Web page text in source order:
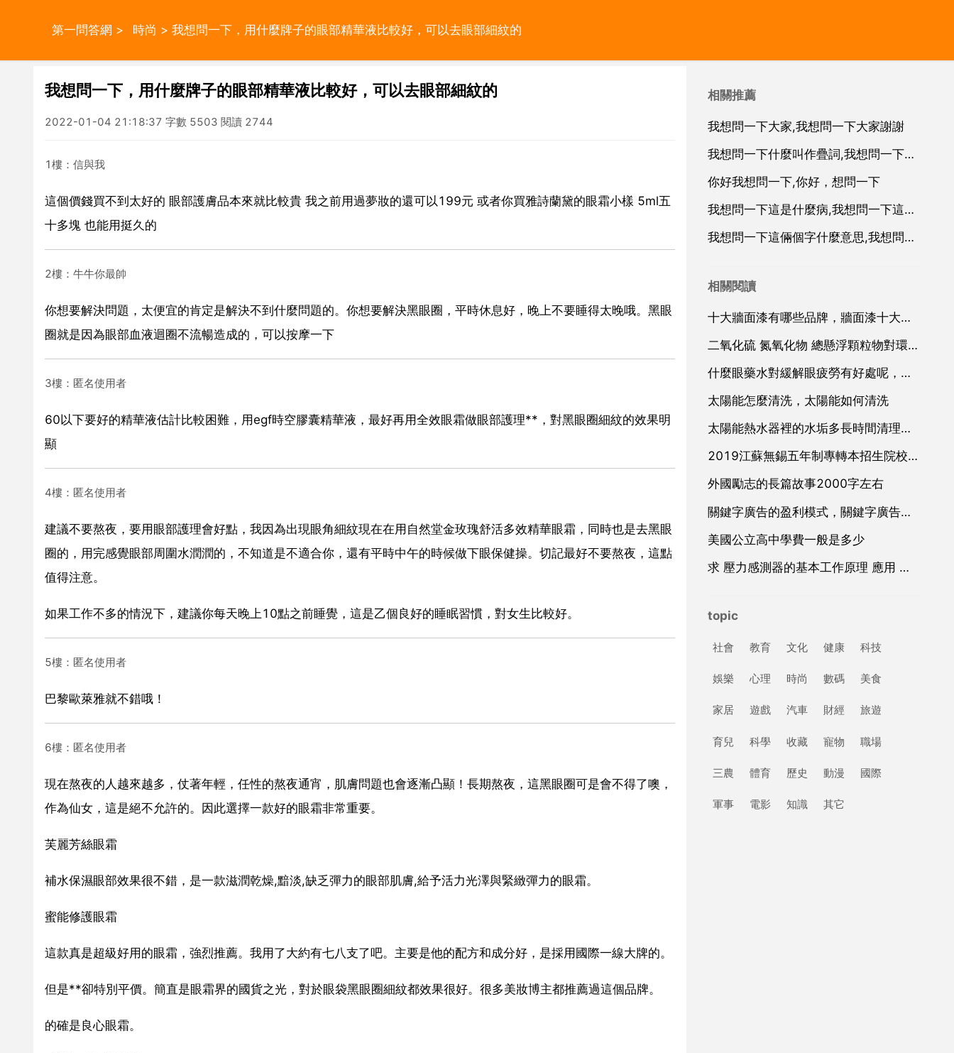
第一問答網 > 時尚 > 我想問一下，用什麼牌子的眼部精華液比較好，可以去眼部細紋的
我想問一下，用什麼牌子的眼部精華液比較好，可以去眼部細紋的
2022-01-04 21:18:37 字數 5503 閱讀 2744
1樓：信與我
這個價錢買不到太好的 眼部護膚品本來就比較貴 我之前用過夢妝的還可以199元 或者你買雅詩蘭黛的眼霜小樣 5ml五
十多塊 也能用挺久的
2樓：牛牛你最帥
你想要解決問題，太便宜的肯定是解決不到什麼問題的。你想要解決黑眼圈，平時休息好，晚上不要睡得太晚哦。黑眼
圈就是因為眼部血液迴圈不流暢造成的，可以按摩一下
3樓：匿名使用者
60以下要好的精華液估計比較困難，用egf時空膠囊精華液，最好再用全效眼霜做眼部護理**，對黑眼圈細紋的效果明
顯
4樓：匿名使用者
建議不要熬夜，要用眼部護理會好點，我因為出現眼角細紋現在在用自然堂金玫瑰舒活多效精華眼霜，同時也是去黑眼
圈的，用完感覺眼部周圍水潤潤的，不知道是不適合你，還有平時中午的時候做下眼保健操。切記最好不要熬夜，這點
值得注意。
如果工作不多的情況下，建議你每天晚上10點之前睡覺，這是乙個良好的睡眠習慣，對女生比較好。
5樓：匿名使用者
巴黎歐萊雅就不錯哦！
6樓：匿名使用者
現在熬夜的人越來越多，仗著年輕，任性的熬夜通宵，肌膚問題也會逐漸凸顯！長期熬夜，這黑眼圈可是會不得了噢，
作為仙女，這是絕不允許的。因此選擇一款好的眼霜非常重要。
芙麗芳絲眼霜
補水保濕眼部效果很不錯，是一款滋潤乾燥,黯淡,缺乏彈力的眼部肌膚,給予活力光澤與緊緻彈力的眼霜。
蜜能修護眼霜
這款真是超級好用的眼霜，強烈推薦。我用了大約有七八支了吧。主要是他的配方和成分好，是採用國際一線大牌的。
但是**卻特別平價。簡直是眼霜界的國貨之光，對於眼袋黑眼圈細紋都效果很好。很多美妝博主都推薦過這個品牌。
的確是良心眼霜。
相關推薦
我想問一下大家,我想問一下大家謝謝
我想問一下什麼叫作疊詞,我想問一下古詩詞的理解如何才能更有效的積累，在運用時更準確？
你好我想問一下,你好，想問一下
我想問一下這是什麼病,我想問一下這什麼病？
我想問一下這倆個字什麼意思,我想問一下這倆個字什麼意思？
相關閱讀
十大牆面漆有哪些品牌，牆面漆十大品牌有哪些？
二氧化硫 氮氧化物 總懸浮顆粒物對環境有什麼危害
什麼眼藥水對緩解眼疲勞有好處呢，哪種眼藥水對緩解眼睛疲勞效果比較好呢
太陽能怎麼清洗，太陽能如何清洗
太陽能熱水器裡的水垢多長時間清理一次
2019江蘇無錫五年制專轉本招生院校有哪些
外國勵志的長篇故事2000字左右
關鍵字廣告的盈利模式，關鍵字廣告廣告
美國公立高中學費一般是多少
求 壓力感測器的基本工作原理 應用 和設計 方面的資料
topic
社會 教育 文化 健康 科技
娛樂 心理 時尚 數碼 美食
家居 遊戲 汽車 財經 旅遊
育兒 科學 收藏 寵物 職場
三農 體育 歷史 動漫 國際
軍事 電影 知識 其它